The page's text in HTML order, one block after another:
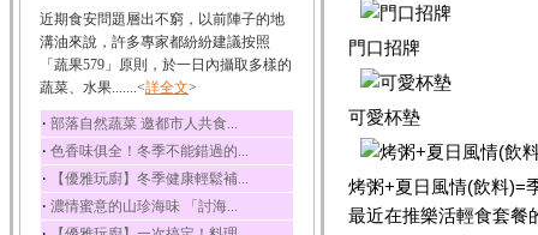
冬瓜
冬瓜營養價值高，鈉含
量極低是水腫病人的...
豆豉
豆豉裡頭含有營養的蛋
白質、脂肪、鈣、磷...
榛果
榛果裡所含的營養素有
蛋白質、脂肪、醣類...
近期食安問題層出不窮，以前陣子的地
溝油來說，許多專家都紛紛建議按照
「蔬果579」原則，於一日內攝取多樣的
蔬菜、水果.......<詳全文>
‧ 部落自然蔬菜 邀都市人共食...
‧ 色香味俱全！冬季不能錯過的...
‧ 【優雅玩廚】冬季健康輕鬆補...
‧ 濃情蜜意的山珍海味 「討海...
門口招牌
可愛杯墊
烤粥+夏日風情(飲料)=
最近在推樂活輕食套餐